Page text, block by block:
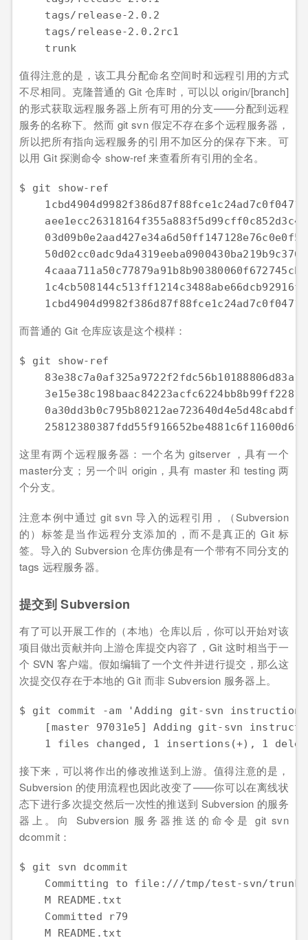
    tags/release-2.0.2
    tags/release-2.0.2rc1
    trunk
值得注意的是，该工具分配命名空间时和远程引用的方式
不尽相同。克隆普通的 Git 仓库时，可以以 origin/[branch]
的形式获取远程服务器上所有可用的分支——分配到远程
服务的名称下。然而 git svn 假定不存在多个远程服务器，
所以把所有指向远程服务的引用不加区分的保存下来。可
以用 Git 探测命令 show-ref 来查看所有引用的全名。
$ git show-ref
1cbd4904d9982f386d87f88fce1c24ad7c0f0471
aee1ecc26318164f355a883f5d99cff0c852d3c4
03d09b0e2aad427e34a6d50ff147128e76c0e0f5
50d02cc0adc9da4319eeba0900430ba219b9c376
4caaa711a50c77879a91b8b90380060f672745cb
1c4cb508144c513ff1214c3488abe66dcb92916f
1cbd4904d9982f386d87f88fce1c24ad7c0f0471
而普通的 Git 仓库应该是这个模样：
$ git show-ref
83e38c7a0af325a9722f2fdc56b10188806d83a1
3e15e38c198baac84223acfc6224bb8b99ff2281
0a30dd3b0c795b80212ae723640d4e5d48cabdff
25812380387fdd55f916652be4881c6f11600d6f
这里有两个远程服务器：一个名为 gitserver ，具有一个
master分支；另一个叫 origin，具有 master 和 testing 两
个分支。
注意本例中通过 git svn 导入的远程引用，（Subversion
的）标签是当作远程分支添加的，而不是真正的 Git 标
签。导入的 Subversion 仓库仿佛是有一个带有不同分支的
tags 远程服务器。
提交到 Subversion
有了可以开展工作的（本地）仓库以后，你可以开始对该
项目做出贡献并向上游仓库提交内容了，Git 这时相当于一
个 SVN 客户端。假如编辑了一个文件并进行提交，那么这
次提交仅存在于本地的 Git 而非 Subversion 服务器上。
$ git commit -am 'Adding git-svn instructions
[master 97031e5] Adding git-svn
1 files changed, 1 insertions(+), 1
接下来，可以将作出的修改推送到上游。值得注意的是，
Subversion 的使用流程也因此改变了——你可以在离线状
态下进行多次提交然后一次性的推送到 Subversion 的服务
器上。向 Subversion 服务器推送的命令是 git svn
dcommit：
$ git svn dcommit
Committing to file:///tmp/test-svn/trunk
    M README.txt
    Committed r79
    M README.txt